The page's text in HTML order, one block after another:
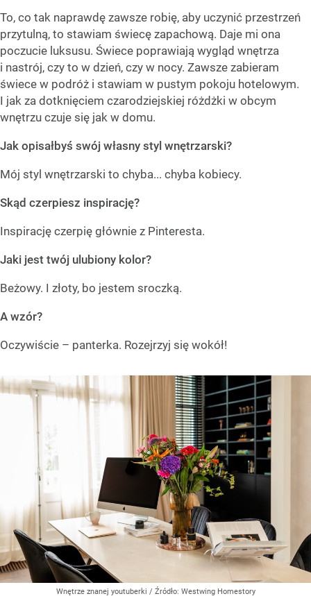
To, co tak naprawdę zawsze robię, aby uczynić przestrzeń
przytulną, to stawiam świecę zapachową. Daje mi ona
poczucie luksusu. Świece poprawiają wygląd wnętrza
i nastrój, czy to w dzień, czy w nocy. Zawsze zabieram
świece w podróż i stawiam w pustym pokoju hotelowym.
I jak za dotknięciem czarodziejskiej różdżki w obcym
wnętrzu czuje się jak w domu.
Jak opisałbyś swój własny styl wnętrzarski?
Mój styl wnętrzarski to chyba... chyba kobiecy.
Skąd czerpiesz inspirację?
Inspirację czerpię głównie z Pinteresta.
Jaki jest twój ulubiony kolor?
Beżowy. I złoty, bo jestem sroczką.
A wzór?
Oczywiście – panterka. Rozejrzyj się wokół!
Wnętrze znanej youtuberki / Źródło: Westwing Homestory